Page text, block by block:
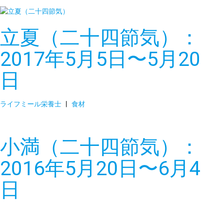
立夏（二十四節気）：
2017年5月5日〜5月20
日
ライフミール栄養士 | 食材
小満（二十四節気）：
2016年5月20日〜6月4
日